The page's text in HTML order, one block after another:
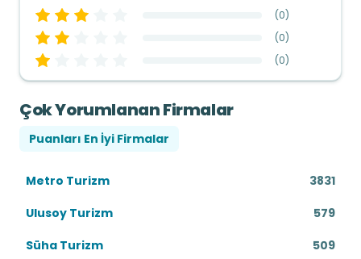
(0)
(0)
(0)
Çok Yorumlanan Firmalar
Puanları En İyi Firmalar
Metro Turizm
3831
Ulusoy Turizm
579
Süha Turizm
509